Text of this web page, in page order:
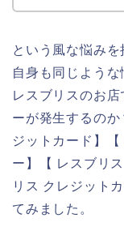
という風な悩み
自身も同じよう
レスブリスのお
ーが発生するの
ジットカード】
ー】【 レスブリ
リス クレジット
てみました。